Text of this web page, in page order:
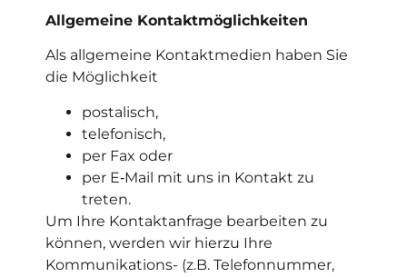
Allgemeine Kontaktmöglichkeiten
Als allgemeine Kontaktmedien haben Sie
die Möglichkeit
postalisch,
telefonisch,
per Fax oder
per E‑Mail mit uns in Kontakt zu
treten.
Um Ihre Kontaktanfrage bearbeiten zu
können, werden wir hierzu Ihre
Kommunikations- (z.B. Telefonnummer,